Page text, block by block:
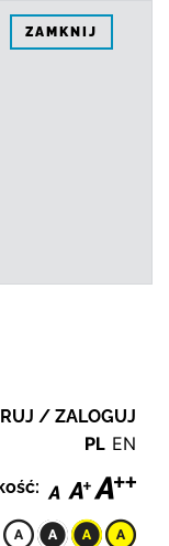
ZAMKNIJ
/ ZALOGUJ
PL EN